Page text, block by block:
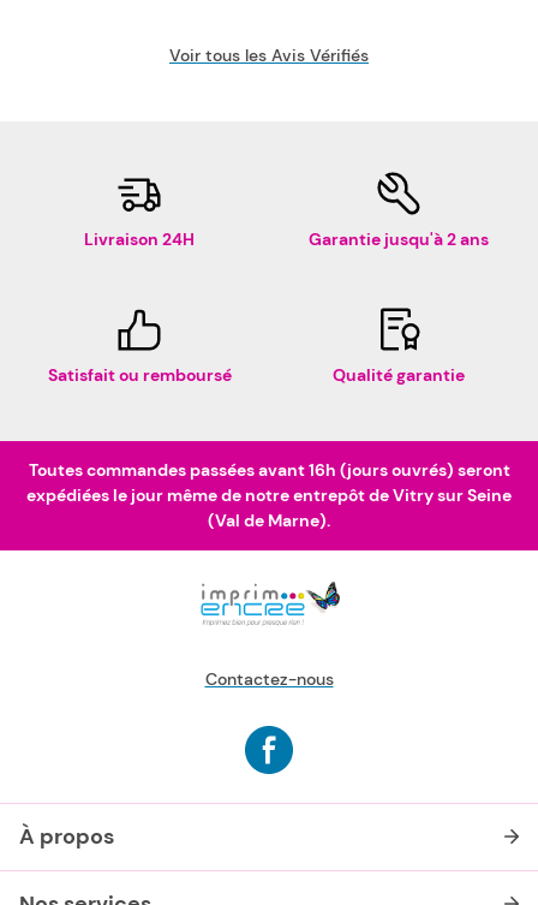
Voir tous les Avis Vérifiés
Livraison 24H Garantie jusqu'à 2 ans
Satisfait ou remboursé Qualité garantie
Toutes commandes passées avant 16h (jours ouvrés) seront
expédiées le jour même de notre entrepôt de Vitry sur Seine
(Val de Marne).
Contactez-nous
À propos